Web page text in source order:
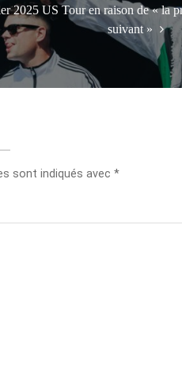
2025 US Tour en raison de « la
suivant »
sont indiqués avec *